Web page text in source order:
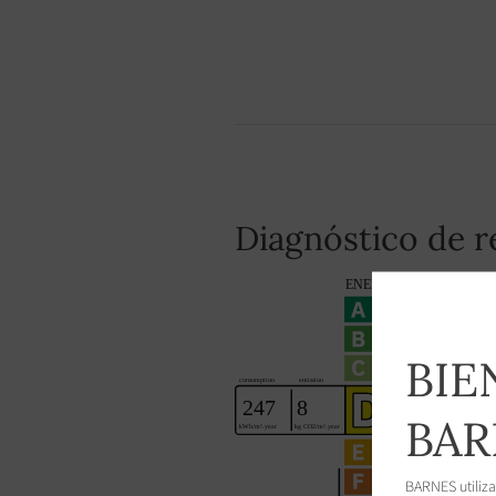
Diagnóstico de
BARNES